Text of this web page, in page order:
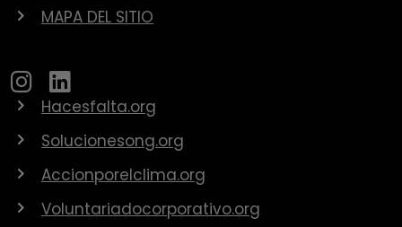
MAPA DEL SITIO
Hacesfalta.org
Solucionesong.org
Accionporelclima.org
Voluntariadocorporativo.org